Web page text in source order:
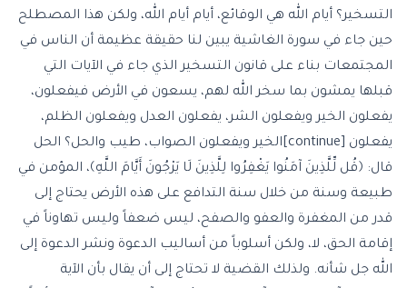
التسخير؟ أيام الله هي الوقائع، أيام أيام الله، ولكن هذا المصطلح
حين جاء في سورة الغاشية يبين لنا حقيقة عظيمة أن الناس في
المجتمعات بناء على قانون التسخير الذي جاء في الآيات التي
قبلها يمشون بما سخر الله لهم، يسعون في الأرض فيفعلون،
يفعلون الخير ويفعلون الشر، يفعلون العدل ويفعلون الظلم،
يفعلون [continue]الخير ويفعلون الصواب، طيب والحل؟ الحل
قال: ﴿قُل لِّلَّذِينَ آمَنُوا يَغْفِرُوا لِلَّذِينَ لَا يَرْجُونَ أَيَّامَ اللَّهِ﴾، المؤمن في
طبيعة وسنة من خلال سنة التدافع على هذه الأرض يحتاج إلى
قدر من المغفرة والعفو والصفح، ليس ضعفاً وليس تهاوناً في
إقامة الحق، لا، ولكن أسلوباً من أساليب الدعوة ونشر الدعوة إلى
الله جل شأنه. ولذلك القضية لا تحتاج إلى أن يقال بأن الآية